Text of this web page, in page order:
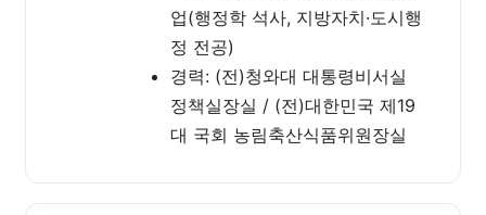
업(행정학 석사, 지방자치·도시행
정 전공)
경력: (전)청와대 대통령비서실
정책실장실 / (전)대한민국 제19
대 국회 농림축산식품위원장실